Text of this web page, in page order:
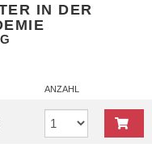
IN DER
ANZAHL